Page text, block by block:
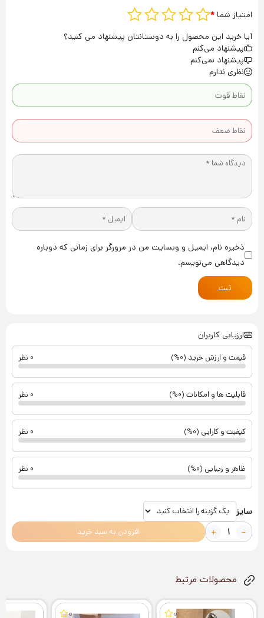
امتیاز شما *
آیا خرید این محصول را به دوستانتان پیشنهاد می کنید؟
پیشنهاد می‌کنم
پیشنهاد نمی‌کنم
نظری ندارم
ذخیره نام، ایمیل و وبسایت من در مرورگر برای زمانی که دوباره
دیدگاهی می‌نویسم.
ثبت
ارزیابی کاربران
قیمت و ارزش خرید (0%) 0 نظر
قابلیت ها و امکانات (0%) 0 نظر
کیفیت و کارایی (0%) 0 نظر
ظاهر و زیبایی (0%) 0 نظر
سایز
افزودن به سبد خرید
محصولات مرتبط
0
0